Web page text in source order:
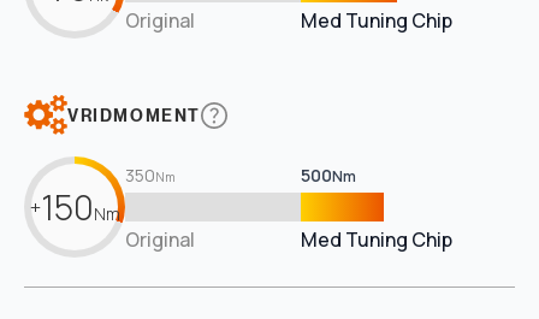
Original Med Tuning Chip
VRIDMOMENT
+150Nm
350Nm 500Nm
Original Med Tuning Chip